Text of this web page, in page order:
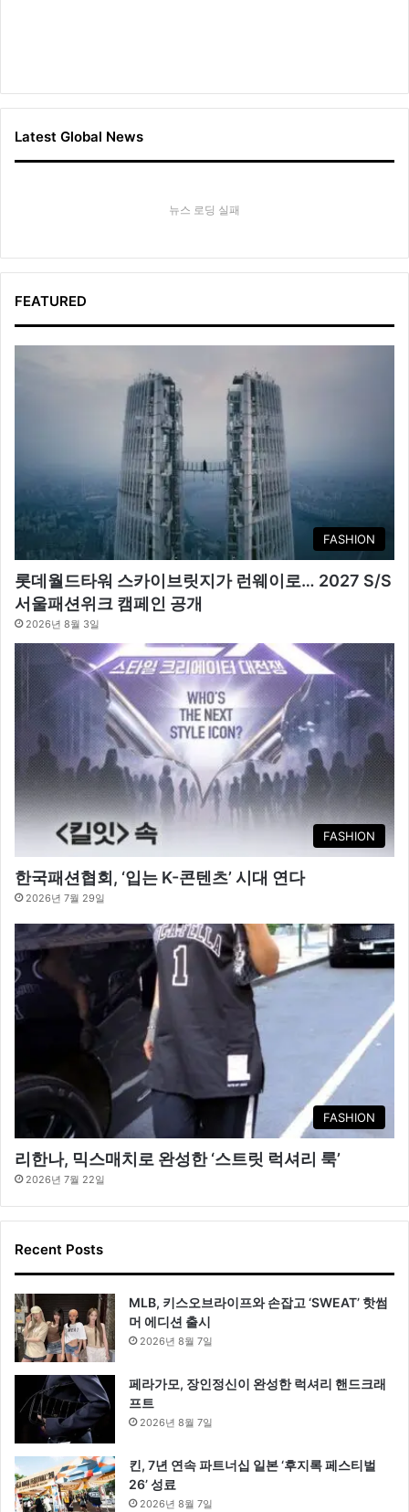
Latest Global News
뉴스 로딩 실패
FEATURED
FASHION
롯데월드타워 스카이브릿지가 런웨이로… 2027 S/S
서울패션위크 캠페인 공개
2026년 8월 3일
FASHION
한국패션협회, ‘입는 K-콘텐츠’ 시대 연다
2026년 7월 29일
FASHION
리한나, 믹스매치로 완성한 ‘스트릿 럭셔리 룩’
2026년 7월 22일
Recent Posts
MLB, 키스오브라이프와 손잡고 ‘SWEAT’ 핫썸
머 에디션 출시
2026년 8월 7일
페라가모, 장인정신이 완성한 럭셔리 핸드크래
프트
2026년 8월 7일
킨, 7년 연속 파트너십 일본 ‘후지록 페스티벌
26’ 성료
2026년 8월 7일